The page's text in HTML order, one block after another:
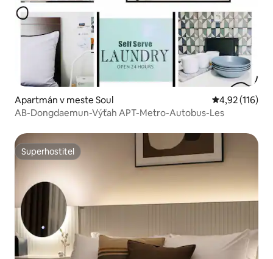
Apartmán v meste Soul Priemerné
4,92 (116)
AB-Dongdaemun-Výťah APT-Metro-Autobus-Les
Superhostiteľ
Superhostiteľ